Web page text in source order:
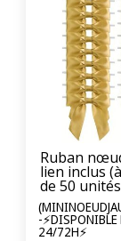
Ruban
lien inclus
de 50 unités
-
24/72H⚡